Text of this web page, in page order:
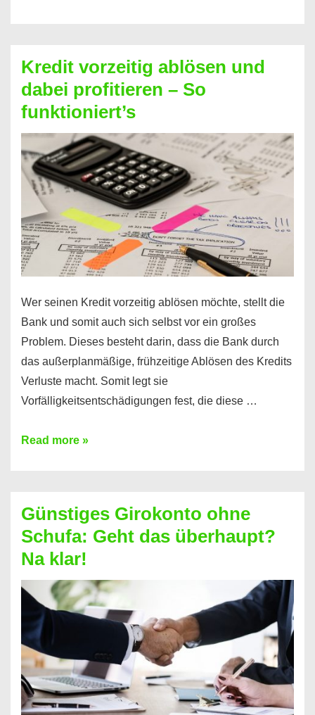
Kredit
berechnen
–
Mit
diesen
Regeln!
Kredit vorzeitig ablösen und
dabei profitieren – So
funktioniert’s
Wer seinen Kredit vorzeitig ablösen möchte, stellt die
Bank und somit auch sich selbst vor ein großes
Problem. Dieses besteht darin, dass die Bank durch
das außerplanmäßige, frühzeitige Ablösen des Kredits
Verluste macht. Somit legt sie
Vorfälligkeitsentschädigungen fest, die diese …
Kredit
dabei
profitieren
–
So
funktioniert’s
Read more »
Günstiges Girokonto ohne
Schufa: Geht das überhaupt?
Na klar!